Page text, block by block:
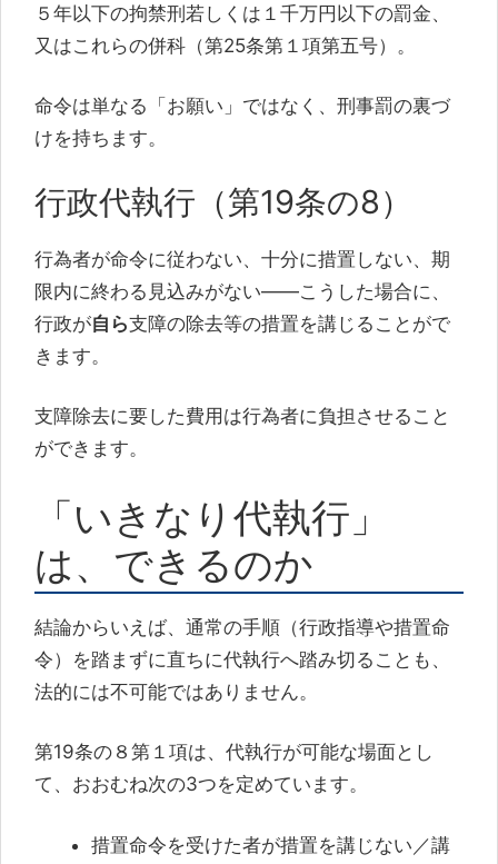
５年以下の拘禁刑若しくは１千万円以下の罰金、
又はこれらの併科（第25条第１項第五号）。
命令は単なる「お願い」ではなく、刑事罰の裏づ
けを持ちます。
行政代執行（第19条の8）
行為者が命令に従わない、十分に措置しない、期
限内に終わる見込みがない――こうした場合に、
行政が自ら支障の除去等の措置を講じることがで
きます。
支障除去に要した費用は行為者に負担させること
ができます。
「いきなり代執行」
は、できるのか
結論からいえば、通常の手順（行政指導や措置命
令）を踏まずに直ちに代執行へ踏み切ることも、
法的には不可能ではありません。
第19条の８第１項は、代執行が可能な場面とし
て、おおむね次の3つを定めています。
措置命令を受けた者が措置を講じない／講